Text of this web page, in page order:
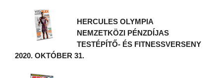
HERCULES OLYMPIA
NEMZETKÖZI PÉNZDÍJAS
TESTÉPÍTŐ- ÉS FITNESSVERSENY
2020. OKTÓBER 31.